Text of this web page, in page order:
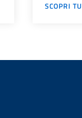
SCOPRI